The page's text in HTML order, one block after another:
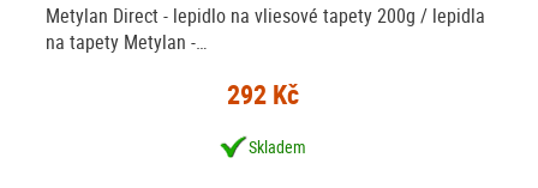
Metylan Direct - lepidlo na vliesové tapety 200g / lepidla
na tapety Metylan -…
292 Kč
Skladem